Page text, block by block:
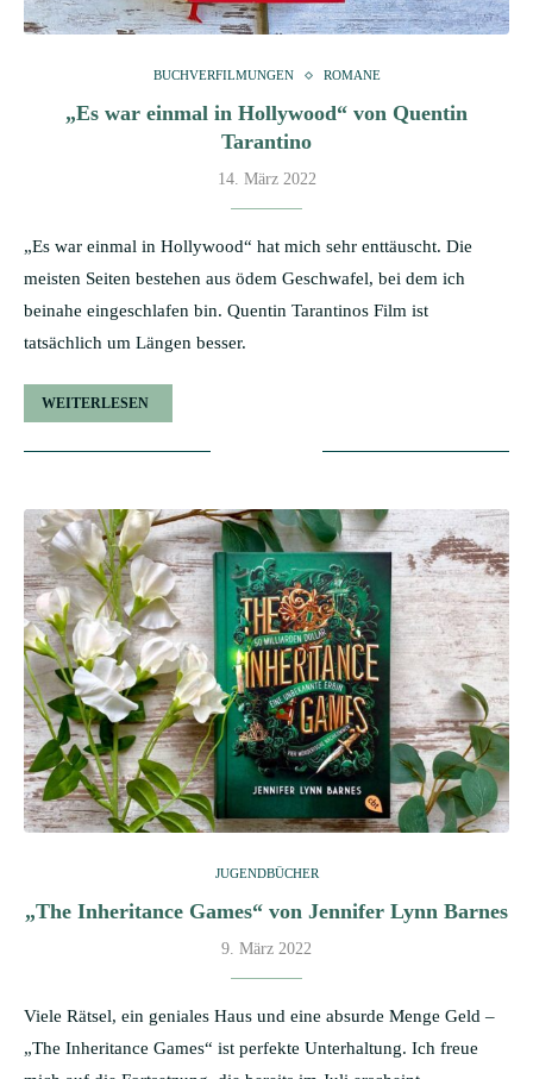
BUCHVERFILMUNGEN ROMANE
„Es war einmal in Hollywood“ von Quentin
Tarantino
14. März 2022
„Es war einmal in Hollywood“ hat mich sehr enttäuscht. Die
meisten Seiten bestehen aus ödem Geschwafel, bei dem ich
beinahe eingeschlafen bin. Quentin Tarantinos Film ist
tatsächlich um Längen besser.
WEITERLESEN
JUGENDBÜCHER
„The Inheritance Games“ von Jennifer Lynn Barnes
9. März 2022
Viele Rätsel, ein geniales Haus und eine absurde Menge Geld –
„The Inheritance Games“ ist perfekte Unterhaltung. Ich freue